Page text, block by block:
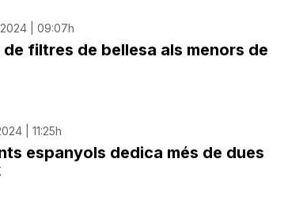
| 09:07h
de filtres de bellesa als menors de
| 11:25h
espanyols dedica més de dues